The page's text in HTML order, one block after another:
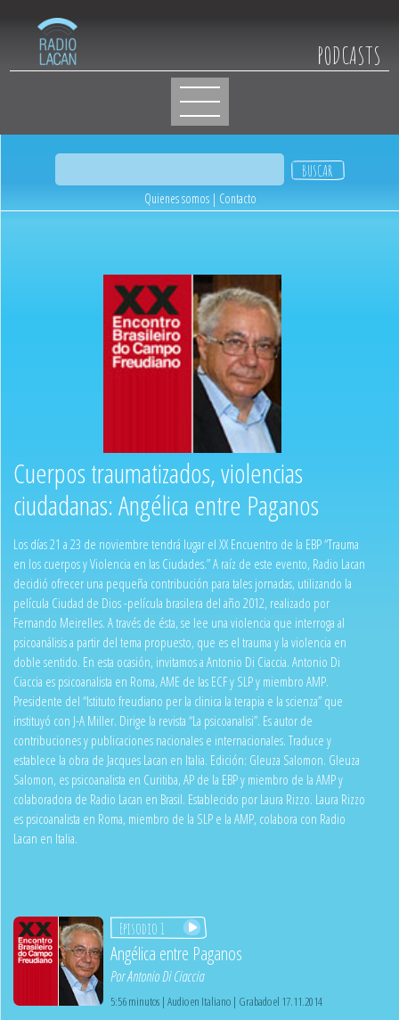
PODCASTS
Quienes somos| Contacto
Cuerpos traumatizados, violencias
ciudadanas: Angélica entre Paganos
Los días 21 a 23 de noviembre tendrá lugar el XX Encuentro de la EBP “Trauma
en los cuerpos y Violencia en las Ciudades.” A raíz de este evento, Radio Lacan
decidió ofrecer una pequeña contribución para tales jornadas, utilizando la
película Ciudad de Dios -película brasilera del año 2012, realizado por
Fernando Meirelles. A través de ésta, se lee una violencia que interroga al
psicoanálisis a partir del tema propuesto, que es el trauma y la violencia en
doble sentido. En esta ocasión, invitamos a Antonio Di Ciaccia. Antonio Di
Ciaccia es psicoanalista en Roma, AME de las ECF y SLP y miembro AMP.
Presidente del “Istituto freudiano per la clinica la terapia e la scienza” que
instituyó con J-A Miller. Dirige la revista “La psicoanalisi”. Es autor de
contribuciones y publicaciones nacionales e internacionales. Traduce y
establece la obra de Jacques Lacan en Italia. Edición: Gleuza Salomon. Gleuza
Salomon, es psicoanalista en Curitiba, AP de la EBP y miembro de la AMP y
colaboradora de Radio Lacan en Brasil. Establecido por Laura Rizzo. Laura Rizzo
es psicoanalista en Roma, miembro de la SLP e la AMP, colabora con Radio
Lacan en Italia.
Episodio 1
Angélica entre Paganos
PorAntonio Di Ciaccia
5:56 minutos | Audio en Italiano | Grabado el 17.11.2014